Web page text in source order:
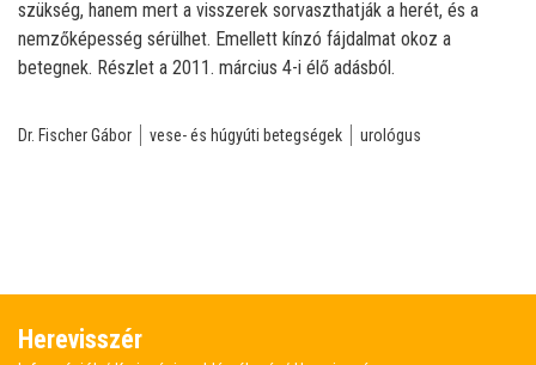
szükség, hanem mert a visszerek sorvaszthatják a herét, és a
nemzőképesség sérülhet. Emellett kínzó fájdalmat okoz a
betegnek. Részlet a 2011. március 4-i élő adásból.
Dr. Fischer Gábor vese- és húgyúti betegségek urológus
Herevisszér